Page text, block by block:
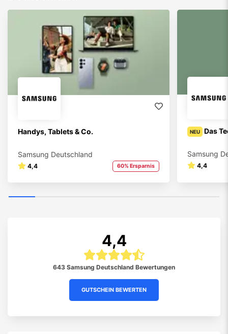
Handys, Tablets & Co.
Samsung Deutschland
4,4 60% Ersparnis
NEU Das
Samsung
4,4
4,4
643 Samsung Deutschland Bewertungen
GUTSCHEIN BEWERTEN